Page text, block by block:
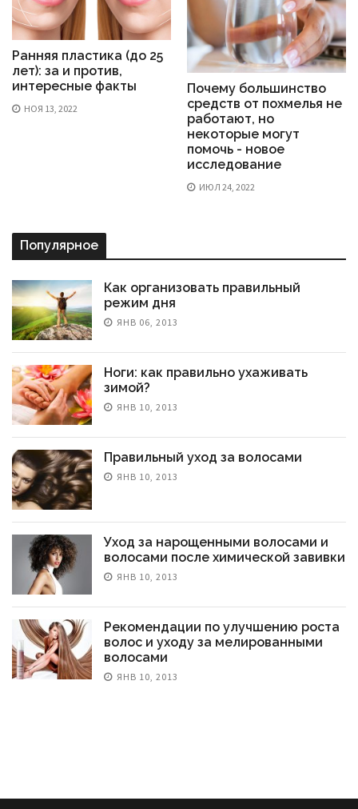
Ранняя пластика (до 25
лет): за и против,
интересные факты
НОЯ 13, 2022
Почему большинство
средств от похмелья не
работают, но
некоторые могут
помочь - новое
исследование
ИЮЛ 24, 2022
Популярное
Как организовать правильный
режим дня
ЯНВ 06, 2013
Ноги: как правильно ухаживать
зимой?
ЯНВ 10, 2013
Правильный уход за волосами
ЯНВ 10, 2013
Уход за нарощенными волосами и
волосами после химической завивки
ЯНВ 10, 2013
Рекомендации по улучшению роста
волос и уходу за мелированными
волосами
ЯНВ 10, 2013